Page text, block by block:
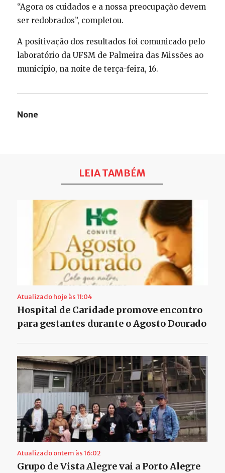
“Agora os cuidados e a nossa preocupação devem
ser redobrados”, completou.
A positivação dos resultados foi comunicado pelo
laboratório da UFSM de Palmeira das Missões ao
município, na noite de terça-feira, 16.
None
LEIA TAMBÉM
Atualizado hoje às 11:04
Hospital de Caridade promove encontro
para gestantes durante o Agosto Dourado
Atualizado ontem às 16:02
Grupo de Vista Alegre vai a Porto Alegre